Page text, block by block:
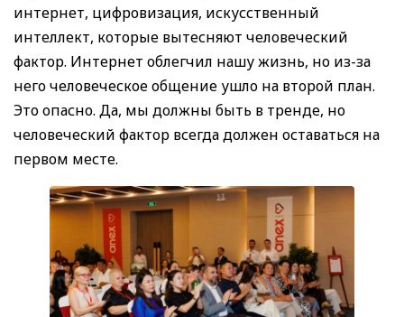
интернет, цифровизация, искусственный
интеллект, которые вытесняют человеческий
фактор. Интернет облегчил нашу жизнь, но из-за
него человеческое общение ушло на второй план.
Это опасно. Да, мы должны быть в тренде, но
человеческий фактор всегда должен оставаться на
первом месте.